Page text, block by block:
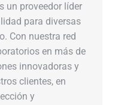
un proveedor líder
para diversas
Con nuestra red
en más de
innovadoras y
clientes, en
y